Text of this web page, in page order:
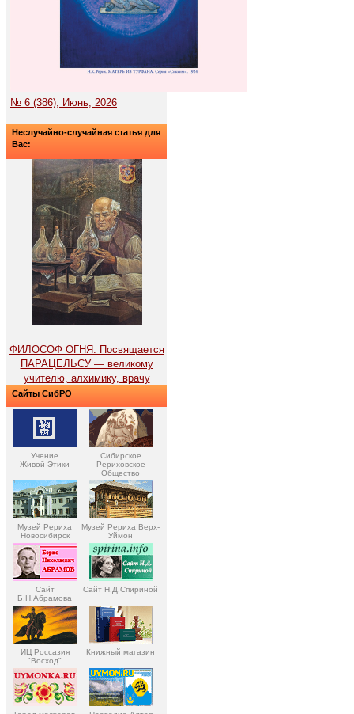
№ 6 (386), Июнь, 2026
Неслучайно-случайная статья для
Вас:
ФИЛОСОФ ОГНЯ. Посвящается
ПАРАЦЕЛЬСУ — великому
учителю, алхимику, врачу
Сайты СибРО
Учение
Живой Этики
Сибирское
Рериховское
Общество
Музей Рериха
Новосибирск
Музей Рериха Верх-
Уймон
Сайт
Б.Н.Абрамова
Сайт Н.Д.Спириной
ИЦ Россазия
"Восход"
Книжный магазин